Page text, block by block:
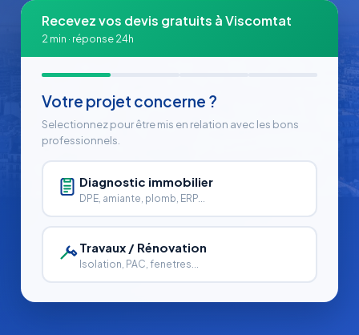
Recevez vos devis gratuits à Viscomtat
2 min · réponse 24h
Votre projet concerne ?
Selectionnez pour être mis en relation avec les bons
professionnels.
Diagnostic immobilier
DPE, amiante, plomb, ERP...
Travaux / Rénovation
Isolation, PAC, fenetres...